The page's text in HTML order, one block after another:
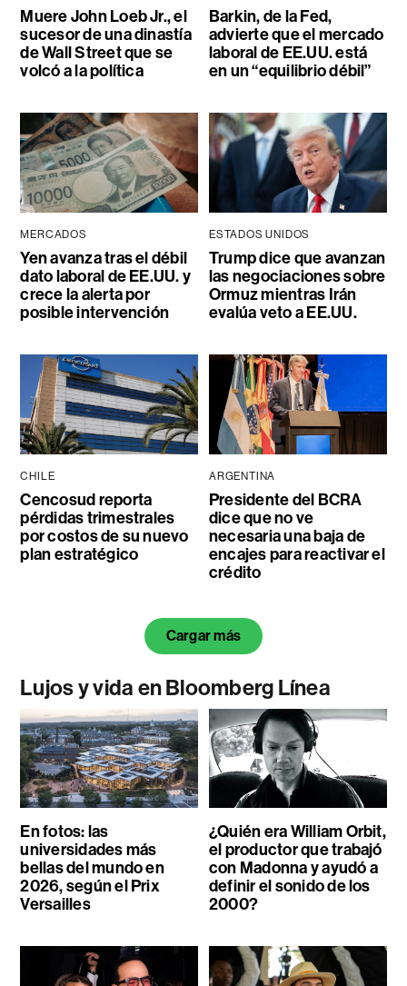
Muere John Loeb Jr., el
sucesor de una dinastía
de Wall Street que se
volcó a la política
Barkin, de la Fed,
advierte que el mercado
laboral de EE.UU. está
en un “equilibrio débil”
MERCADOS
Yen avanza tras el débil
dato laboral de EE.UU. y
crece la alerta por
posible intervención
ESTADOS UNIDOS
Trump dice que avanzan
las negociaciones sobre
Ormuz mientras Irán
evalúa veto a EE.UU.
CHILE
Cencosud reporta
pérdidas trimestrales
por costos de su nuevo
plan estratégico
ARGENTINA
Presidente del BCRA
dice que no ve
necesaria una baja de
encajes para reactivar el
crédito
Cargar más
Lujos y vida en Bloomberg Línea
En fotos: las
universidades más
bellas del mundo en
2026, según el Prix
Versailles
¿Quién era William Orbit,
el productor que trabajó
con Madonna y ayudó a
definir el sonido de los
2000?